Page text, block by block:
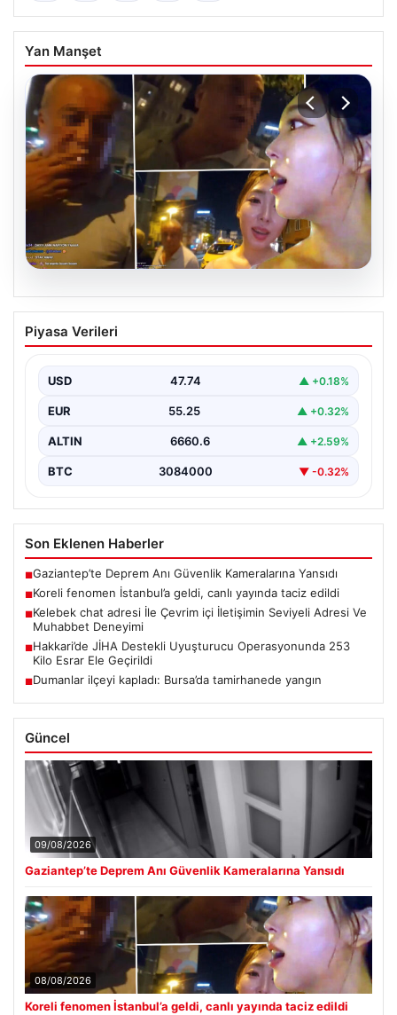
Yan Manşet
08.08.2026
Koreli fenomen İstanbul’a geldi, canlı
yayında taciz edildi
Piyasa Verileri
USD 47.74 ▲ +0.18%
EUR 55.25 ▲ +0.32%
ALTIN 6660.6 ▲ +2.59%
BTC 3084000 ▼ -0.32%
Son Eklenen Haberler
■Gaziantep’te Deprem Anı Güvenlik Kameralarına Yansıdı
■Koreli fenomen İstanbul’a geldi, canlı yayında taciz edildi
■Kelebek chat adresi İle Çevrim içi İletişimin Seviyeli Adresi Ve
Muhabbet Deneyimi
■Hakkari’de JİHA Destekli Uyuşturucu Operasyonunda 253
Kilo Esrar Ele Geçirildi
■Dumanlar ilçeyi kapladı: Bursa’da tamirhanede yangın
Güncel
09/08/2026
Gaziantep’te Deprem Anı Güvenlik Kameralarına Yansıdı
08/08/2026
Koreli fenomen İstanbul’a geldi, canlı yayında taciz edildi